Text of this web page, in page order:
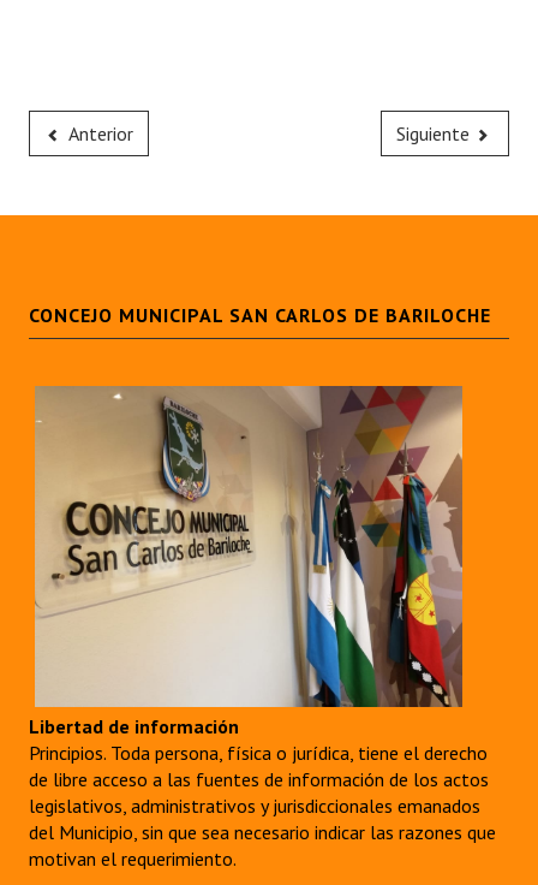
Anterior Siguiente
CONCEJO MUNICIPAL SAN CARLOS DE BARILOCHE
Libertad de información
Principios. Toda persona, física o jurídica, tiene el derecho
de libre acceso a las fuentes de información de los actos
legislativos, administrativos y jurisdiccionales emanados
del Municipio, sin que sea necesario indicar las razones que
motivan el requerimiento.